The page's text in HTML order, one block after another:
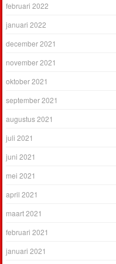
februari 2022
januari 2022
december 2021
november 2021
oktober 2021
september 2021
augustus 2021
juli 2021
juni 2021
mei 2021
april 2021
maart 2021
februari 2021
januari 2021